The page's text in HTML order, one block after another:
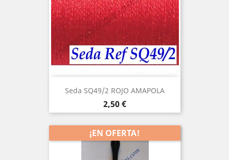
Seda SQ49/2 ROJO AMAPOLA
Precio
2,50 €
¡EN OFERTA!